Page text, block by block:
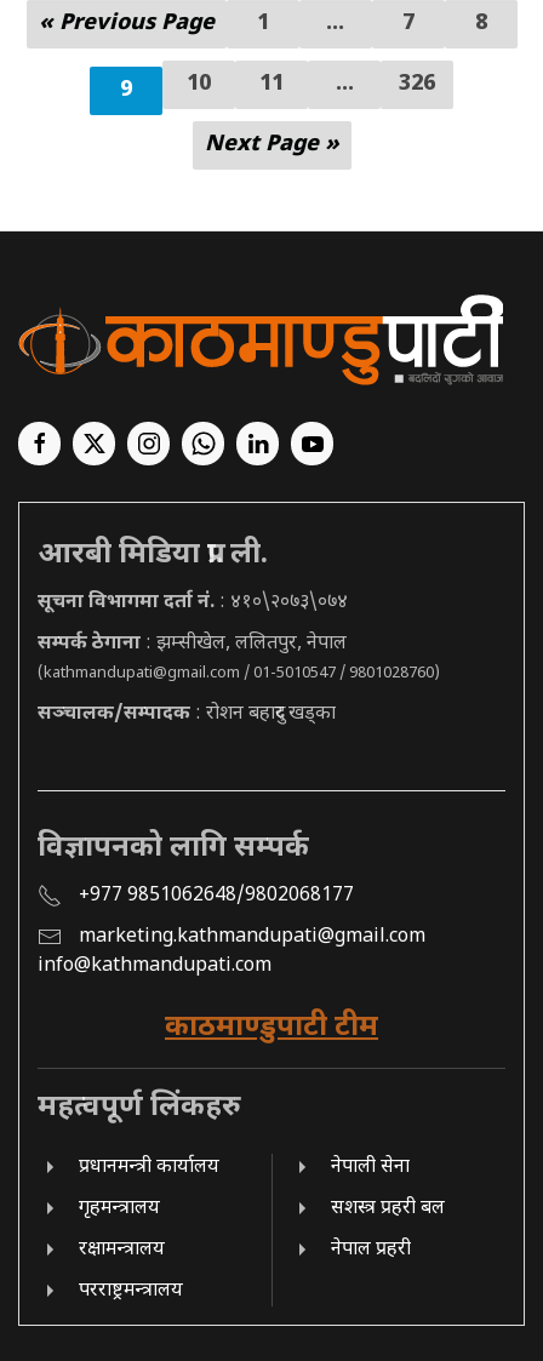
« Previous Page 1 … 7 8
9 10 11 ... 326
Next Page »
आरबी मिडिया प्रा. ली.
सूचना विभागमा दर्ता नं. : ४१०\२०७३\०७४
सम्पर्क ठेगाना : झम्सीखेल, ललितपुर, नेपाल
(kathmandupati@gmail.com / 01-5010547 / 9801028760)
सञ्चालक/सम्पादक : रोशन बहादुर खड्का
विज्ञापनको लागि सम्पर्क
+977 9851062648/9802068177
marketing.kathmandupati@gmail.com
info@kathmandupati.com
काठमाण्डुपाटी टीम
महत्वपूर्ण लिंकहरु
प्रधानमन्त्री कार्यालय
गृहमन्त्रालय
रक्षामन्त्रालय
परराष्ट्रमन्त्रालय
नेपाली सेना
सशस्त्र प्रहरी बल
नेपाल प्रहरी